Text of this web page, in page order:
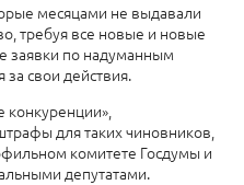
месяцами не выдавали
требуя все новые и новые
заявки по надуманным
за свои действия.
конкуренции»,
для таких чиновников,
комитете Госдумы и
депутатами.